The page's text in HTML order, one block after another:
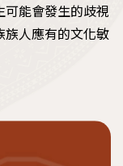
能會發生的歧視
族人應有的文化敏